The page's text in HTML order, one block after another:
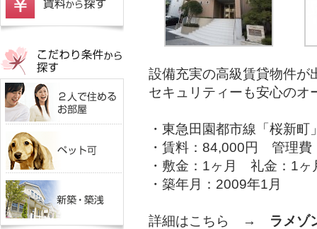
設備充実の高級賃貸物件が
セキュリティーも安心のオ
・東急田園都市線「桜新
・賃料：84,000円 管理費
・敷金：1ヶ月 礼金：1ヶ
・築年月：2009年1月
詳細はこちら → ラメゾ